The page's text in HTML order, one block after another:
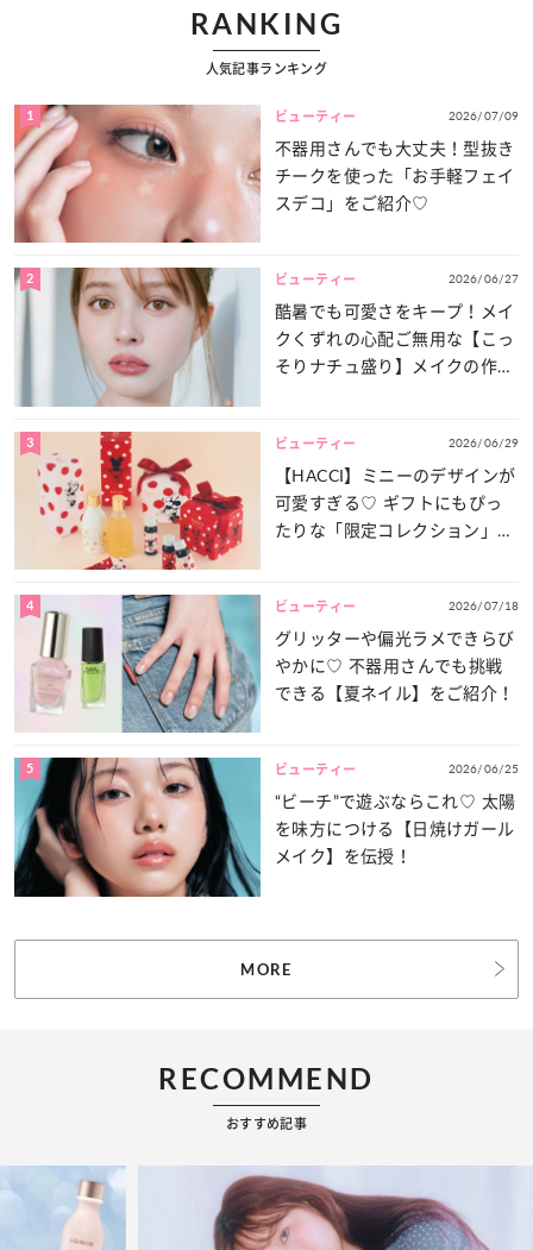
RANKING
人気記事ランキング
1 ビューティー 2026/07/09
不器用さんでも大丈夫！型抜き
チークを使った「お手軽フェイ
スデコ」をご紹介♡
2 ビューティー 2026/06/27
酷暑でも可愛さをキープ！メイ
クくずれの心配ご無用な【こっ
そりナチュ盛り】メイクの作り
3 ビューティー 2026/06/29
【HACCI】ミニーのデザインが
可愛すぎる♡ ギフトにもぴっ
たりな「限定コレクション」が
4 ビューティー 2026/07/18
グリッターや偏光ラメできらび
やかに♡ 不器用さんでも挑戦
できる【夏ネイル】をご紹介！
5 ビューティー 2026/06/25
“ビーチ”で遊ぶならこれ♡ 太陽
を味方につける【日焼けガール
メイク】を伝授！
MORE
RECOMMEND
おすすめ記事